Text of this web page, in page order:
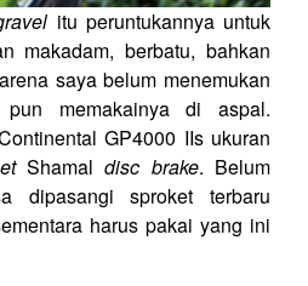
itu peruntukannya untuk
makadam, berbatu, bahkan
saya belum menemukan
memakainya di aspal.
GP4000 IIs ukuran
Shamaldisc brake. Belum
dipasangi sproket terbaru
harus pakai yang ini